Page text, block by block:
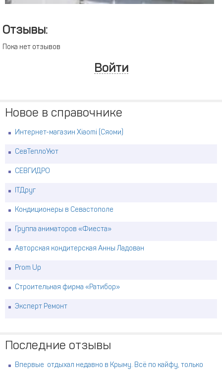
Отзывы:
Пока нет отзывов
Войти
Новое в справочнике
Интернет-магазин Xiaomi (Сяоми)
СевТеплоУют
СЕВГИДРО
ITДруг
Кондиционеры в Севастополе
Группа аниматоров «Фиеста»
Авторская кондитерская Анны Ладован
Prom Up
Строительная фирма «Ратибор»
Эксперт Ремонт
Последние отзывы
Впервые отдыхал недавно в Крыму. Всё по кайфу, только